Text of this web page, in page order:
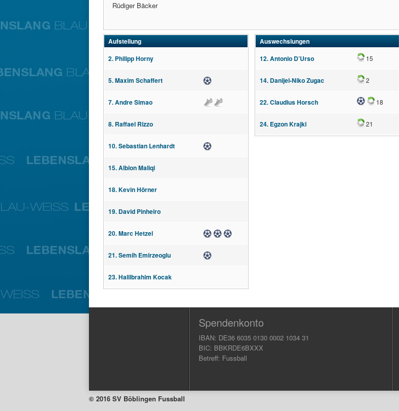
Rüdiger Bäcker
Aufstellung
2. Philipp Horny
5. Maxim Schaffert
Tor
7. Andre SimaoAssist
8. Raffael Rizzo
10. Sebastian Lenhardt
Tor
15. Albion Maliqi
18. Kevin Hörner
19. David Pinheiro
20. Marc HetzelTor
21. Semih Emirzeoglu
Tor
23. Halilbrahim Kocak
Auswechslungen
12. Antonio D’UrsoWechsel 15
14. Danijel-Niko Zugac
Wechsel 2
22. Claudius Horsch
TorWechsel 18
24. Egzon KrajkiWechsel 21
Spendenkonto
IBAN: DE36 6035 0130 0002 1034 31
BIC: BBKRDE6BXXX
Betreff: Fussball
© 2016 SV Böblingen Fussball